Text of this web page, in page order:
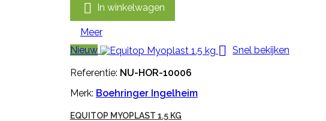
 In winkelwagen
Meer
Nieuw
 Snel bekijken
Referentie: NU-HOR-10006
Merk: Boehringer Ingelheim
EQUITOP MYOPLAST 1.5 KG